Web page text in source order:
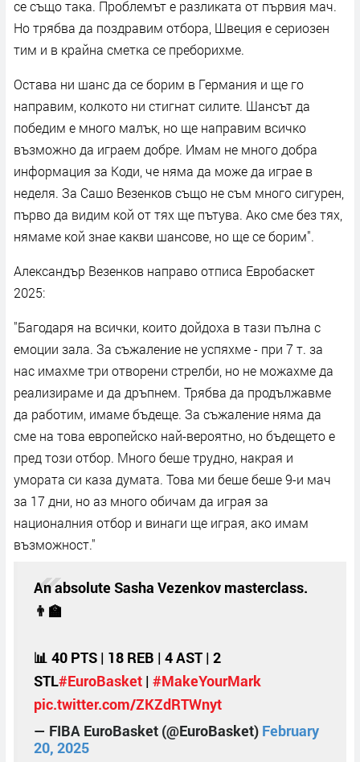
се също така. Проблемът е разликата от първия мач.
Но трябва да поздравим отбора, Швеция е сериозен
тим и в крайна сметка се преборихме.
Остава ни шанс да се борим в Германия и ще го
направим, колкото ни стигнат силите. Шансът да
победим е много малък, но ще направим всичко
възможно да играем добре. Имам не много добра
информация за Коди, че няма да може да играе в
неделя. За Сашо Везенков също не съм много сигурен,
първо да видим кой от тях ще пътува. Ако сме без тях,
нямаме кой знае какви шансове, но ще се борим".
Александър Везенков направо отписа Евробаскет
2025:
"Багодаря на всички, които дойдоха в тази пълна с
емоции зала. За съжаление не успяхме - при 7 т. за
нас имахме три отворени стрелби, но не можахме да
реализираме и да дръпнем. Трябва да продължавме
да работим, имаме бъдеще. За съжаление няма да
сме на това европейско най-вероятно, но бъдещето е
пред този отбор. Много беше трудно, накрая и
умората си каза думата. Това ми беше беше 9-и мач
за 17 дни, но аз много обичам да играя за
националния отбор и винаги ще играя, ако имам
възможност."
An absolute Sasha Vezenkov masterclass.
👨‍🏫
📊 40 PTS | 18 REB | 4 AST | 2
STL#EuroBasket | #MakeYourMark
pic.twitter.com/ZKZdRTWnyt
— FIBA EuroBasket (@EuroBasket) February
20, 2025